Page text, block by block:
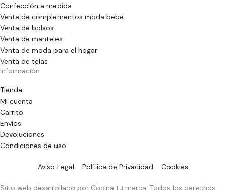
Confección a medida
Venta de complementos moda bebé
Venta de bolsos
Venta de manteles
Venta de moda para el hogar
Venta de telas
Información
Tienda
Mi cuenta
Carrito
Envíos
Devoluciones
Condiciones de uso
Aviso Legal Política de Privacidad Cookies
Sitio web desarrollado por Cocina tu marca. Todos los derechos